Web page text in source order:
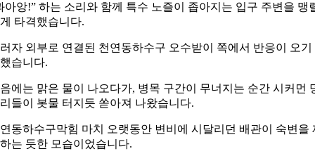
아앙!” 하는 소리와 함께 특수 노즐이 좁아지는 입구 주변을 맹
타격했습니다.
자 외부로 연결된 천연동하수구 오수받이 쪽에서 반응이 오기
습니다.
에는 맑은 물이 나오다가, 병목 구간이 무너지는 순간 시커먼
들이 봇물 터지듯 쏟아져 나왔습니다.
동하수구막힘 마치 오랫동안 변비에 시달리던 배관이 숙변을
는 듯한 모습이었습니다.